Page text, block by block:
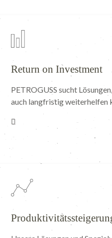
Return on Investment
PETROGUSS sucht
auch langfristig weiterhelfen